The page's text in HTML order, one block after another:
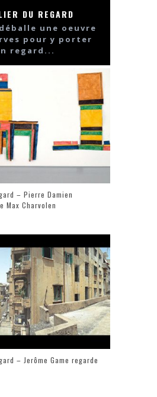
DU REGARD
une oeuvre
pour y porter
regard...
– Pierre Damien
Max Charvolen
– Jerôme Game regarde